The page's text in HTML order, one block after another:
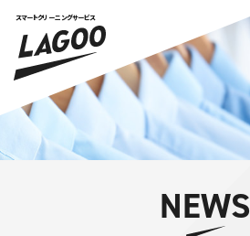
スマートクリーニングサービス
NEWS